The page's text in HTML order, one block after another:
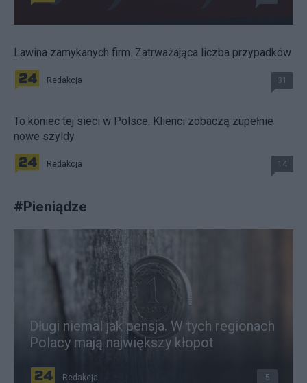
Lawina zamykanych firm. Zatrważająca liczba przypadków
Redakcja 31
To koniec tej sieci w Polsce. Klienci zobaczą zupełnie
nowe szyldy
Redakcja 14
#Pieniądze
Długi niemal jak pensja. W tych regionach
Polacy mają największy kłopot
Redakcja 5